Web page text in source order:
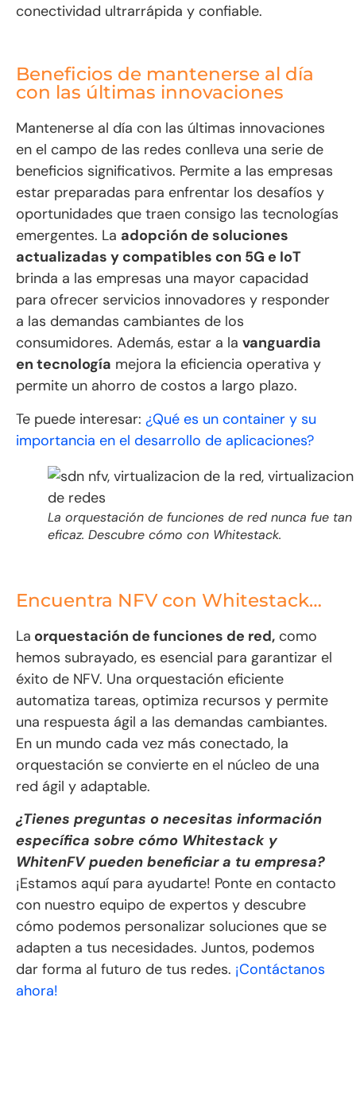
conectividad ultrarrápida y confiable.
Beneficios de mantenerse al día
con las últimas innovaciones
Mantenerse al día con las últimas innovaciones
en el campo de las redes conlleva una serie de
beneficios significativos. Permite a las empresas
estar preparadas para enfrentar los desafíos y
oportunidades que traen consigo las tecnologías
emergentes. La adopción de soluciones
actualizadas y compatibles con 5G e IoT
brinda a las empresas una mayor capacidad
para ofrecer servicios innovadores y responder
a las demandas cambiantes de los
consumidores. Además, estar a la vanguardia
en tecnología mejora la eficiencia operativa y
permite un ahorro de costos a largo plazo.
Te puede interesar: ¿Qué es un container y su
importancia en el desarrollo de aplicaciones?
La orquestación de funciones de red nunca fue tan
eficaz. Descubre cómo con Whitestack.
Encuentra NFV con Whitestack…
La orquestación de funciones de red, como
hemos subrayado, es esencial para garantizar el
éxito de NFV. Una orquestación eficiente
automatiza tareas, optimiza recursos y permite
una respuesta ágil a las demandas cambiantes.
En un mundo cada vez más conectado, la
orquestación se convierte en el núcleo de una
red ágil y adaptable.
¿Tienes preguntas o necesitas información
específica sobre cómo Whitestack y
WhitenFV pueden beneficiar a tu empresa?
¡Estamos aquí para ayudarte! Ponte en contacto
con nuestro equipo de expertos y descubre
cómo podemos personalizar soluciones que se
adapten a tus necesidades. Juntos, podemos
dar forma al futuro de tus redes. ¡Contáctanos
ahora!